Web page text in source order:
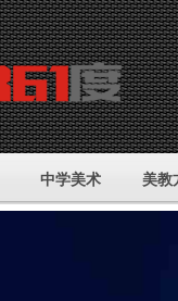
中学美术 美教